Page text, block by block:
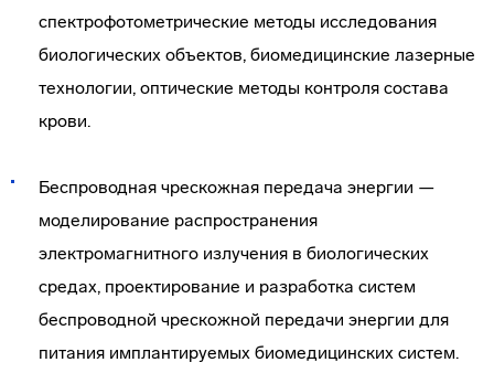
спектрофотометрические методы исследования
биологических объектов, биомедицинские лазерные
технологии, оптические методы контроля состава
крови.
Беспроводная чрескожная передача энергии —
моделирование распространения
электромагнитного излучения в биологических
средах, проектирование и разработка систем
беспроводной чрескожной передачи энергии для
питания имплантируемых биомедицинских систем.